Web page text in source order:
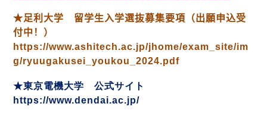
★足利大学 留学生入学選抜募集要項（出願申込受
付中！）
https://www.ashitech.ac.jp/jhome/exam_site/im
g/ryuugakusei_youkou_2024.pdf
★東京電機大学 公式サイト
https://www.dendai.ac.jp/